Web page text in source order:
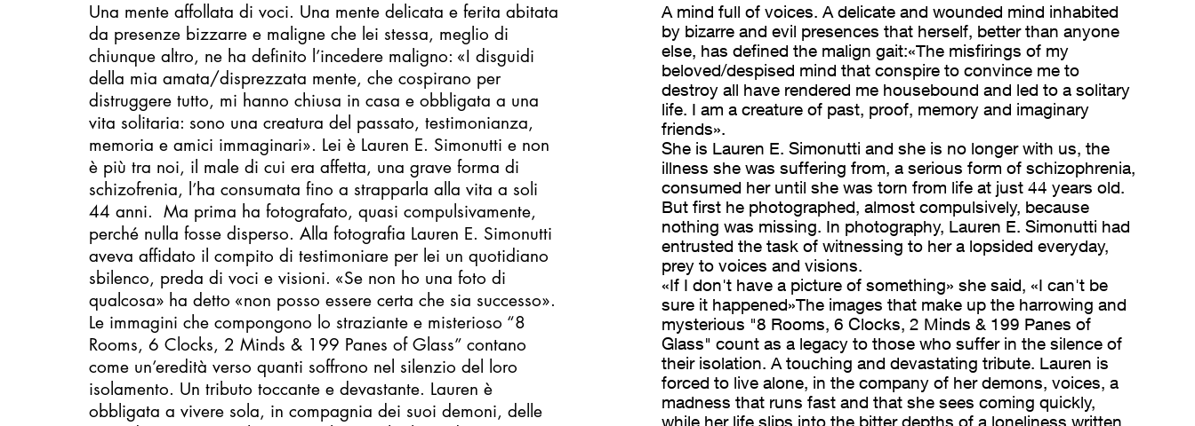
Una mente affollata di voci. Una mente delicata e ferita abitata
da presenze bizzarre e maligne che lei stessa, meglio di
chiunque altro, ne ha definito l’incedere maligno: «I disguidi
della mia amata/disprezzata mente, che cospirano per
distruggere tutto, mi hanno chiusa in casa e obbligata a una
vita solitaria: sono una creatura del passato, testimonianza,
memoria e amici immaginari». Lei è Lauren E. Simonutti e non
è più tra noi, il male di cui era affetta, una grave forma di
schizofrenia, l’ha consumata fino a strapparla alla vita a soli
44 anni. Ma prima ha fotografato, quasi compulsivamente,
perché nulla fosse disperso. Alla fotografia Lauren E. Simonutti
aveva affidato il compito di testimoniare per lei un quotidiano
sbilenco, preda di voci e visioni. «Se non ho una foto di
qualcosa» ha detto «non posso essere certa che sia successo».
Le immagini che compongono lo straziante e misterioso “8
Rooms, 6 Clocks, 2 Minds & 199 Panes of Glass” contano
come un’eredità verso quanti soffrono nel silenzio del loro
isolamento. Un tributo toccante e devastante. Lauren è
obbligata a vivere sola, in compagnia dei suoi demoni, delle
A mind full of voices. A delicate and wounded mind inhabited
by bizarre and evil presences that herself, better than anyone
else, has defined the malign gait:«The misfirings of my
beloved/despised mind that conspire to convince me to
destroy all have rendered me housebound and led to a solitary
life. I am a creature of past, proof, memory and imaginary
friends».
She is Lauren E. Simonutti and she is no longer with us, the
illness she was suffering from, a serious form of schizophrenia,
consumed her until she was torn from life at just 44 years old.
But first he photographed, almost compulsively, because
nothing was missing. In photography, Lauren E. Simonutti had
entrusted the task of witnessing to her a lopsided everyday,
prey to voices and visions.
«If I don't have a picture of something» she said, «I can't be
sure it happened»The images that make up the harrowing and
mysterious "8 Rooms, 6 Clocks, 2 Minds & 199 Panes of
Glass" count as a legacy to those who suffer in the silence of
their isolation. A touching and devastating tribute. Lauren is
forced to live alone, in the company of her demons, voices, a
madness that runs fast and that she sees coming quickly,
while her life slips into the bitter depths of a loneliness written